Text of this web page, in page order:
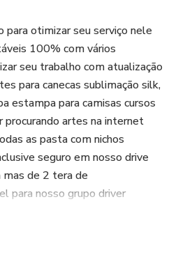
para otimizar seu serviço nele
100% com vários
seu trabalho com atualização
para canecas sublimação silk,
estampa para camisas cursos
artes na internet
as pasta com nichos
seguro em nosso drive
mas de 2 tera de
para nosso grupo driver